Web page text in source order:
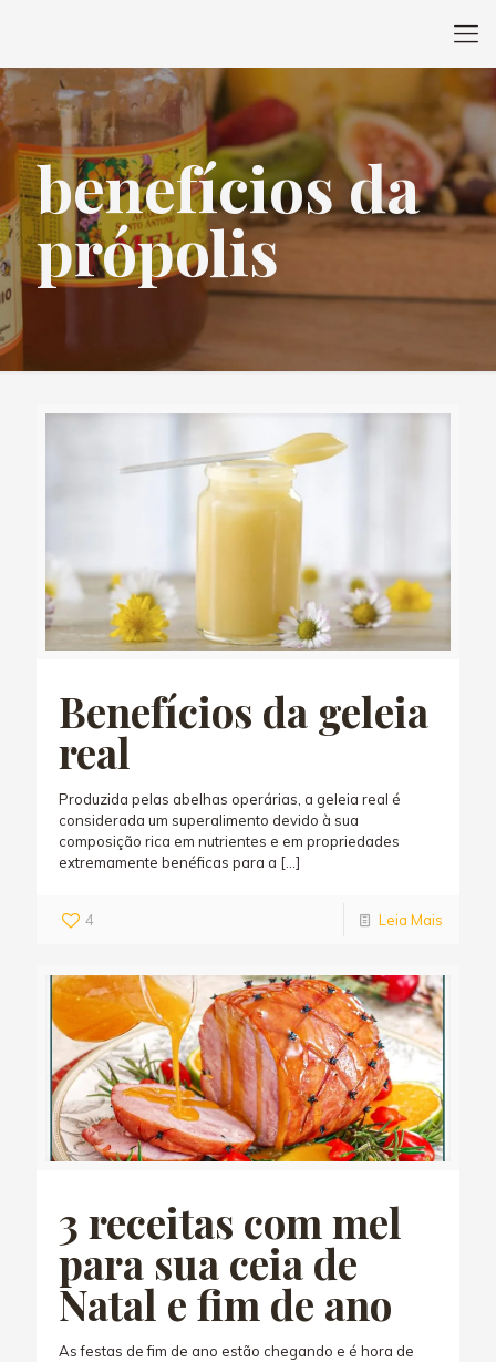
benefícios da
própolis
Benefícios da geleia
real
Produzida pelas abelhas operárias, a geleia real é
considerada um superalimento devido à sua
composição rica em nutrientes e em propriedades
extremamente benéficas para a […]
4 Leia Mais
3 receitas com mel
para sua ceia de
Natal e fim de ano
As festas de fim de ano estão chegando e é hora de